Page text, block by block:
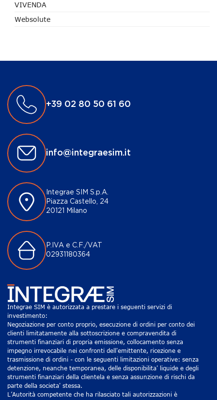
VIVENDA
Websolute
+39 02 80 50 61 60
info@integraesim.it
Integrae SIM S.p.A.
Piazza Castello, 24
20121 Milano
P.IVA e C.F./VAT
02931180364
Integrae SIM è autorizzata a prestare i seguenti servizi di
investimento:
Negoziazione per conto proprio, esecuzione di ordini per conto dei
clienti limitatamente alla sottoscrizione e compravendita di
strumenti finanziari di propria emissione, collocamento senza
impegno irrevocabile nei confronti dell'emittente, ricezione e
trasmissione di ordini - con le seguenti limitazioni operative: senza
detenzione, neanche temporanea, delle disponibilita' liquide e degli
strumenti finanziari della clientela e senza assunzione di rischi da
parte della societa' stessa.
L’Autorità competente che ha rilasciato tali autorizzazioni è